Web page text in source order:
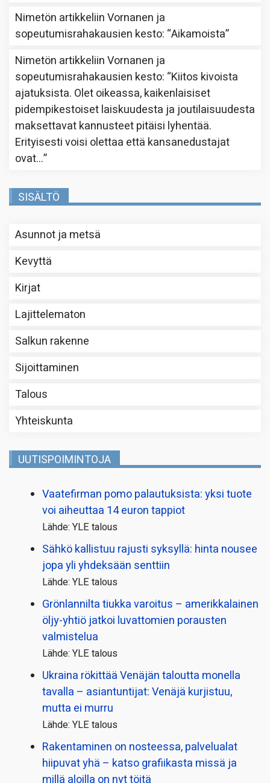
Nimetön artikkeliinVornanen ja
sopeutumisrahakausien kesto: “Aikamoista”
Nimetön artikkeliinVornanen ja
sopeutumisrahakausien kesto: “Kiitos kivoista
ajatuksista. Olet oikeassa, kaikenlaisiset
pidempikestoiset laiskuudesta ja joutilaisuudesta
maksettavat kannusteet pitäisi lyhentää.
Erityisesti voisi olettaa että kansanedustajat
ovat…”
SISÄLTÖ
Asunnot ja metsä
Kevyttä
Kirjat
Lajittelematon
Salkun rakenne
Sijoittaminen
Talous
Yhteiskunta
UUTISPOIMINTOJA
Vaatefirman pomo palautuksista: yksi tuote
voi aiheuttaa 14 euron tappiot
Lähde: YLE talous
Sähkö kallistuu rajusti syksyllä: hinta nousee
jopa yli yhdeksään senttiin
Lähde: YLE talous
Grönlannilta tiukka varoitus – amerikkalainen
öljy-yhtiö jatkoi luvattomien porausten
valmistelua
Lähde: YLE talous
Ukraina rökittää Venäjän taloutta monella
tavalla – asiantuntijat: Venäjä kurjistuu,
mutta ei murru
Lähde: YLE talous
Rakentaminen on nosteessa, palvelualat
hiipuvat yhä – katso grafiikasta missä ja
millä aloilla on nyt töitä